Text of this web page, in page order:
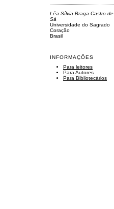
Léa Sílvia Braga Castro de
Sá
Universidade do Sagrado
Coração
Brasil
INFORMAÇÕES
Para leitores
Para Autores
Para Bibliotecários